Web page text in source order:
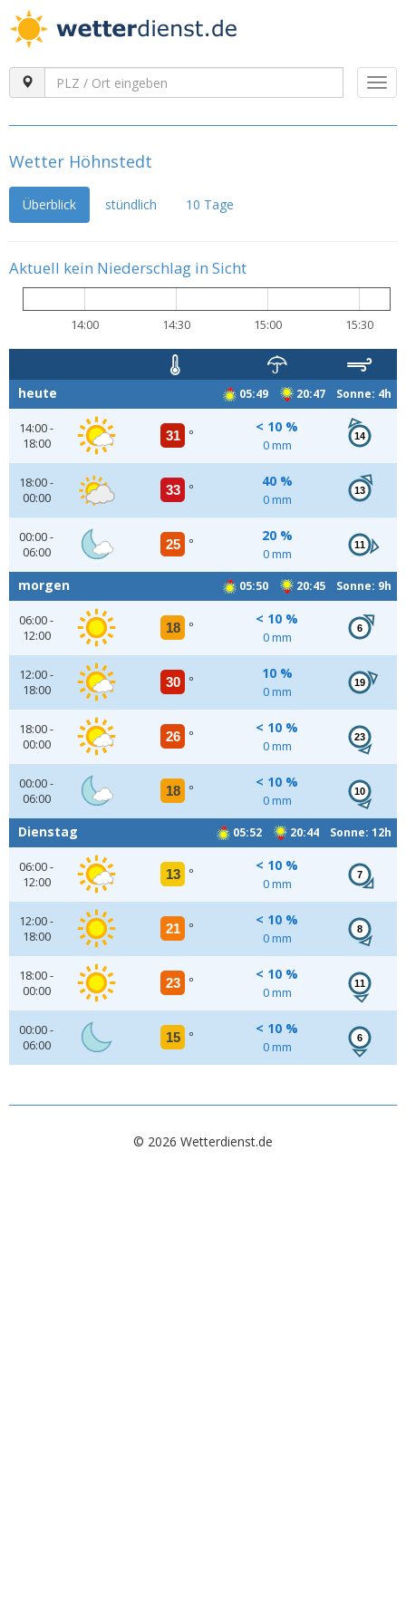
Wetter Höhnstedt
Überblick stündlich 10 Tage
Aktuell kein Niederschlag in Sicht
14:00 14:30 15:00 15:30
05:49 20:47 Sonne: 4h
heute
14:00 -
18:00
31 °
< 10 %
0 mm
14
18:00 -
00:00
33 °
40 %
0 mm
13
00:00 -
06:00
25 °
20 %
0 mm
11
05:50 20:45 Sonne: 9h
morgen
06:00 -
12:00
18 °
< 10 %
0 mm
6
12:00 -
18:00
30 °
10 %
0 mm
19
18:00 -
00:00
26 °
< 10 %
0 mm
23
00:00 -
06:00
18 °
< 10 %
0 mm
10
05:52 20:44 Sonne: 12h
Dienstag
06:00 -
12:00
13 °
< 10 %
0 mm
7
12:00 -
18:00
21 °
< 10 %
0 mm
8
18:00 -
00:00
23 °
< 10 %
0 mm
11
00:00 -
06:00
15 °
< 10 %
0 mm
6
© 2026 Wetterdienst.de